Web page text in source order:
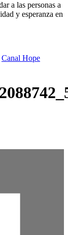
a las personas a
y esperanza en
Canal Hope